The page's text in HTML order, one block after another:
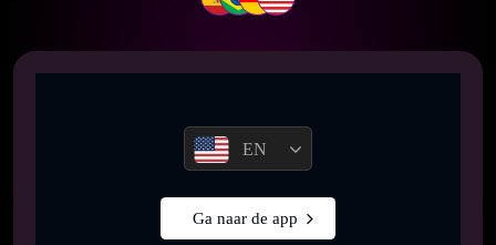
EN
Ga naar de app